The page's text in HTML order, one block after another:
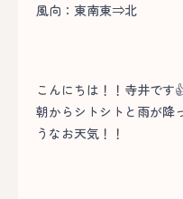
風向：東南東⇒北
こんにちは！！寺井です
朝からシトシトと雨が降
うなお天気！！